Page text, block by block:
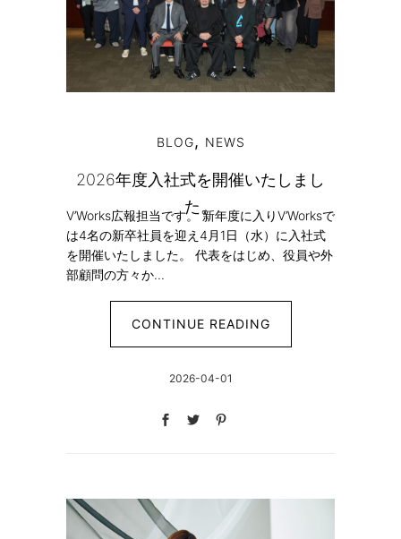
BLOG, NEWS
2026年度入社式を開催いたしまし
た。
V’Works広報担当です。 新年度に入りV’Worksで
は4名の新卒社員を迎え4月1日（水）に入社式
を開催いたしました。 代表をはじめ、役員や外
部顧問の方々か...
CONTINUE READING
2026-04-01